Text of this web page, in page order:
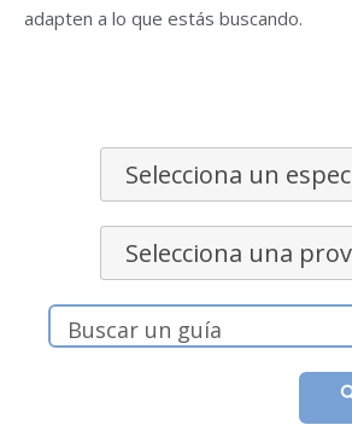
adapten a lo que estás buscando.